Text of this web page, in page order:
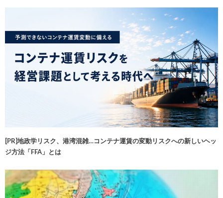
[PR]地政学リスク、港湾混雑…コンテナ運賃の変動リスクへの新しいヘッ
ジ方法「FFA」とは